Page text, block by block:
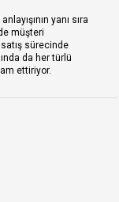
yanı sıra
müşteri
sürecinde
da her türlü
ettiriyor.